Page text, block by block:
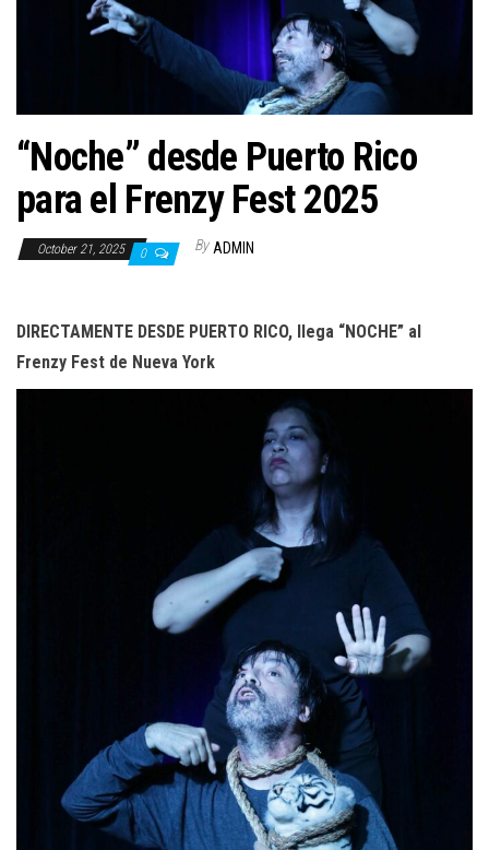
“Noche” desde Puerto Rico
para el Frenzy Fest 2025
October 21, 2025 0 By ADMIN
DIRECTAMENTE DESDE PUERTO RICO,
llega “NOCHE” al
Frenzy Fest de Nueva York